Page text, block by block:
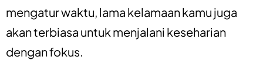
mengatur waktu, lama kelamaan kamu juga
akan terbiasa untuk menjalani keseharian
dengan fokus.